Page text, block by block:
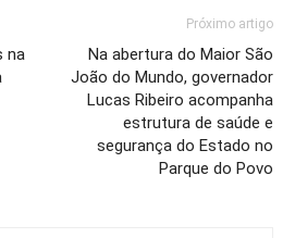
na
Próximo artigo
Na abertura do Maior São
João do Mundo, governador
Lucas Ribeiro acompanha
estrutura de saúde e
segurança do Estado no
Parque do Povo